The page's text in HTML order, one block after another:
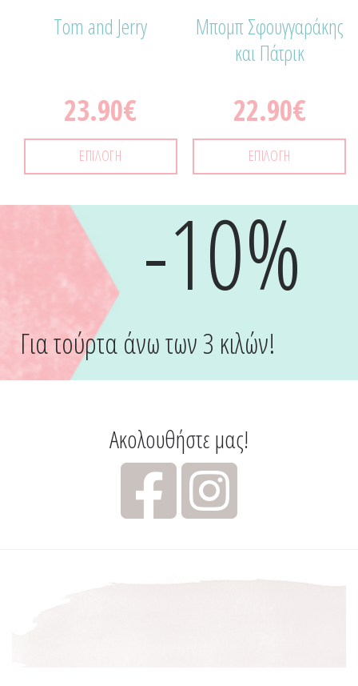
Tom and Jerry
23.90€
ΕΠΙΛΟΓΉ
Μπομπ Σφουγγαράκης
και Πάτρικ
22.90€
ΕΠΙΛΟΓΉ
-10%
Για τούρτα άνω των 3 κιλών!
Ακολουθήστε μας!